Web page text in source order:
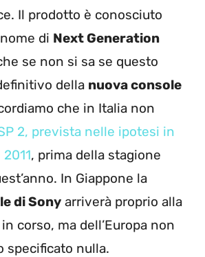
Il prodotto è conosciuto
di Next Generation
se non si sa se questo
della nuova console
che in Italia non
2, prevista nelle ipotesi in
, prima della stagione
In Giappone la
di Sony arriverà proprio alla
corso, ma dell’Europa non
specificato nulla.